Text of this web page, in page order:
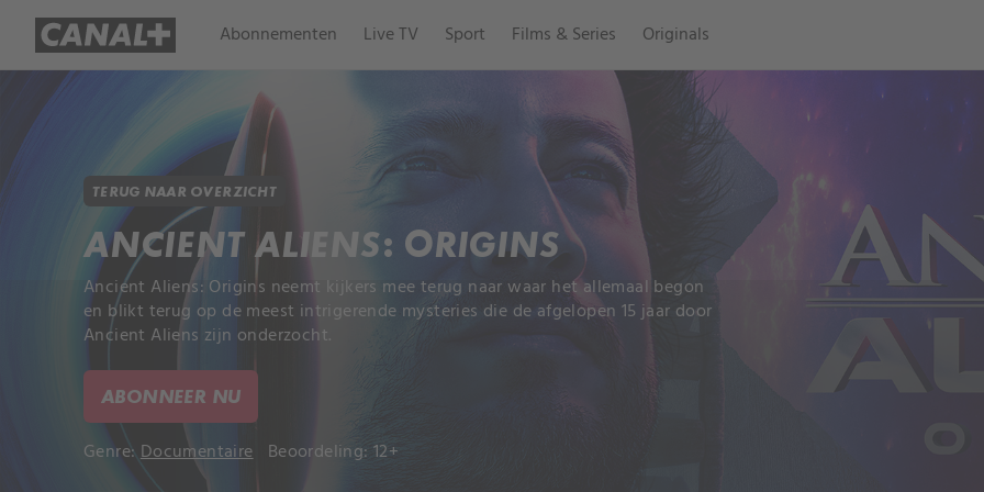
Abonnementen Live TV Sport Films & Series Originals
TERUG NAAR OVERZICHT
ANCIENT ALIENS: ORIGINS
Ancient Aliens: Origins neemt kijkers mee terug naar waar het allemaal begon
en blikt terug op de meest intrigerende mysteries die de afgelopen 15 jaar door
Ancient Aliens zijn onderzocht.
ABONNEER NU
Genre: Documentaire Beoordeling: 12+